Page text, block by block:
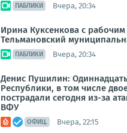
ПАБЛИКИ Вчера, 20:34
Ирина Куксенкова с
Тельмановский
ПАБЛИКИ Вчера, 20:34
Денис Пушилин:
Республики, в том числе
пострадали сегодня из-за
ВФУ
ОФИЦ. Вчера, 22:15